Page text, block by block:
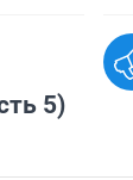
5)